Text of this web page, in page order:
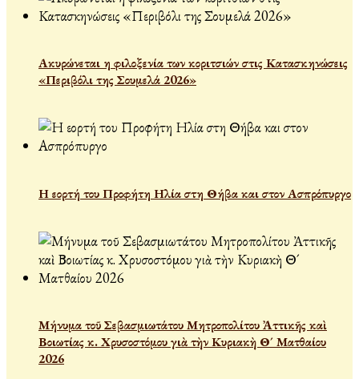
Ακυρώνεται η φιλοξενία των κοριτσιών στις Κατασκηνώσεις
«Περιβόλι της Σουμελά 2026»
Η εορτή του Προφήτη Ηλία στη Θήβα και στον Ασπρόπυργο
Μήνυμα τοῦ Σεβασμιωτάτου Μητροπολίτου Ἀττικῆς καὶ
Βοιωτίας κ. Χρυσοστόμου γιὰ τὴν Κυριακὴ Θ´ Ματθαίου
2026